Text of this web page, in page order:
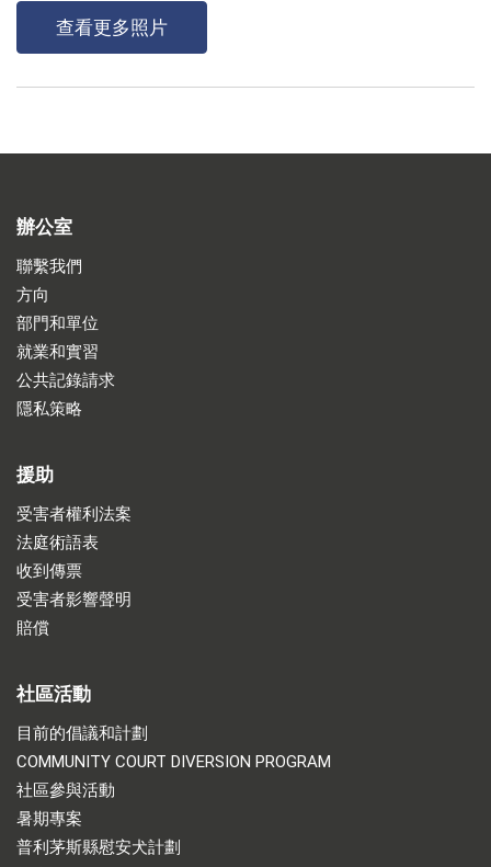
查看更多照片
辦公室
聯繫我們
方向
部門和單位
就業和實習
公共記錄請求
隱私策略
援助
受害者權利法案
法庭術語表
收到傳票
受害者影響聲明
賠償
社區活動
目前的倡議和計劃
COMMUNITY COURT DIVERSION PROGRAM
社區參與活動
暑期專案
普利茅斯縣慰安犬計劃